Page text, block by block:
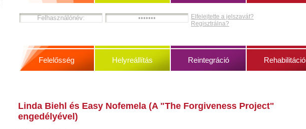
Elfelejtette a jelszavát?
Regisztrálna?
Felelősség Helyreállítás Reintegráció Rehabilitáció
Linda Biehl és Easy Nofemela (A "The Forgiveness Project"
engedélyével)